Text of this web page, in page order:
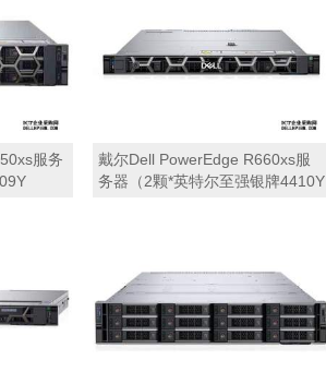
服务
戴尔Dell PowerEdge R660xs服
务器（2颗*英特尔至强银牌4410Y
源丨三年质保）